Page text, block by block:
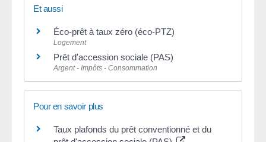
Et aussi
Éco-prêt à taux zéro (éco-PTZ)
Logement
Prêt d'accession sociale (PAS)
Argent - Impôts - Consommation
Pour en savoir plus
Taux plafonds du prêt conventionné et du